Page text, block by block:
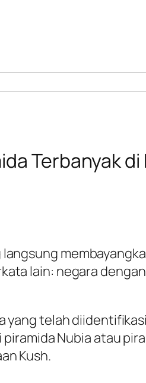
Terbanyak di
lain: negara
telah
Nubia atau
Kush.